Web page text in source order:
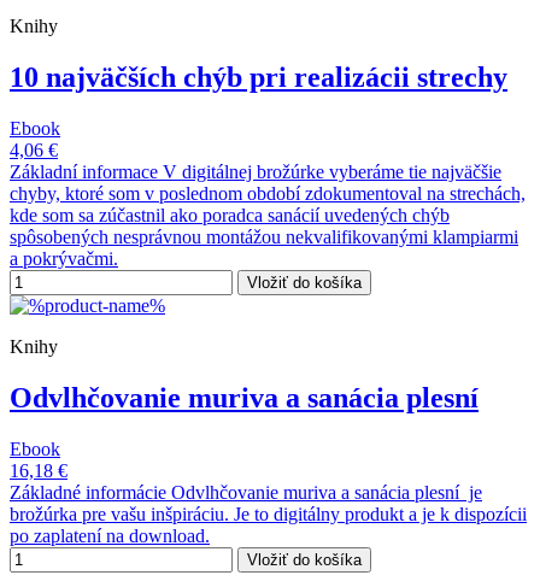
Knihy
10 najväčších chýb pri realizácii strechy
Ebook
4,06 €
Základní informace V digitálnej brožúrke vyberáme tie najväčšie
chyby, ktoré som v poslednom období zdokumentoval na strechách,
kde som sa zúčastnil ako poradca sanácií uvedených chýb
spôsobených nesprávnou montážou nekvalifikovanými klampiarmi
a pokrývačmi.
Vložiť do košíka
Knihy
Odvlhčovanie muriva a sanácia plesní
Ebook
16,18 €
Základné informácie Odvlhčovanie muriva a sanácia plesní je
brožúrka pre vašu inšpiráciu. Je to digitálny produkt a je k dispozícii
po zaplatení na download.
Vložiť do košíka